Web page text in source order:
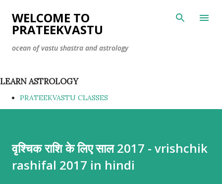
Skip to main content
WELCOME TO
PRATEEKVASTU
ocean of vastu shastra and astrology
LEARN ASTROLOGY
PRATEEKVASTU CLASSES
वृश्चिक राशि के लिए साल 2017 - vrishchik
rashifal 2017 in hindi